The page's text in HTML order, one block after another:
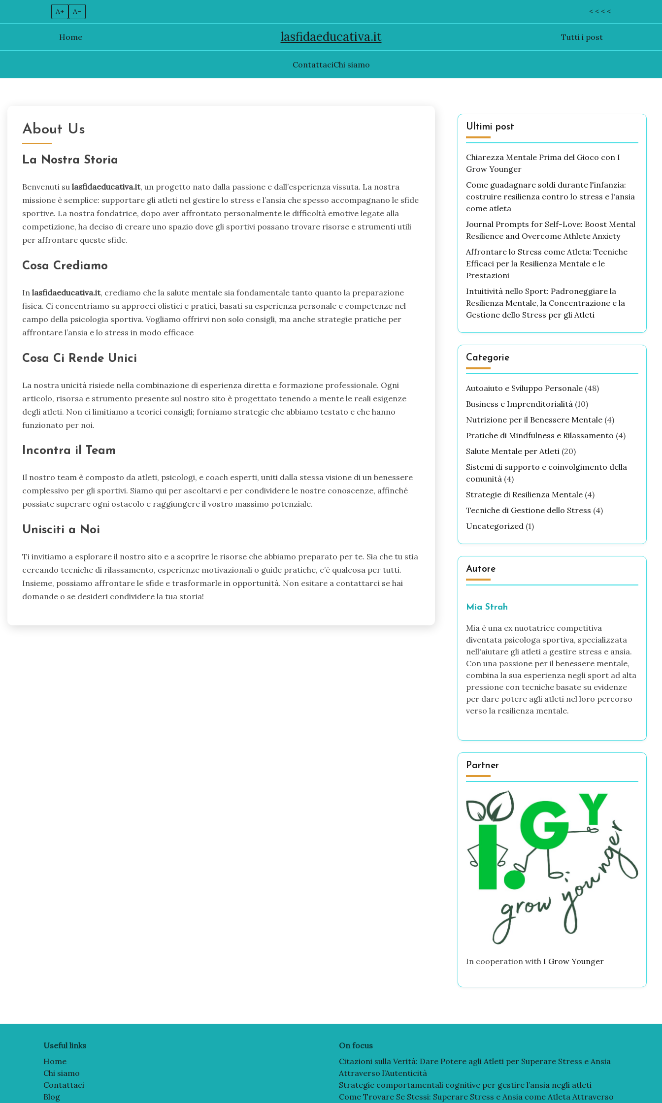
A+ A– < < < <
Home lasfidaeducativa.it Tutti i post
ContattaciChi siamo
About Us
La Nostra Storia
Benvenuti su lasfidaeducativa.it, un progetto nato dalla passione e dall’esperienza vissuta. La nostra
missione è semplice: supportare gli atleti nel gestire lo stress e l’ansia che spesso accompagnano le sfide
sportive. La nostra fondatrice, dopo aver affrontato personalmente le difficoltà emotive legate alla
competizione, ha deciso di creare uno spazio dove gli sportivi possano trovare risorse e strumenti utili
per affrontare queste sfide.
Cosa Crediamo
In lasfidaeducativa.it, crediamo che la salute mentale sia fondamentale tanto quanto la preparazione
fisica. Ci concentriamo su approcci olistici e pratici, basati su esperienza personale e competenze nel
campo della psicologia sportiva. Vogliamo offrirvi non solo consigli, ma anche strategie pratiche per
affrontare l’ansia e lo stress in modo efficace
Cosa Ci Rende Unici
La nostra unicità risiede nella combinazione di esperienza diretta e formazione professionale. Ogni
articolo, risorsa e strumento presente sul nostro sito è progettato tenendo a mente le reali esigenze
degli atleti. Non ci limitiamo a teorici consigli; forniamo strategie che abbiamo testato e che hanno
funzionato per noi.
Incontra il Team
Il nostro team è composto da atleti, psicologi, e coach esperti, uniti dalla stessa visione di un benessere
complessivo per gli sportivi. Siamo qui per ascoltarvi e per condividere le nostre conoscenze, affinché
possiate superare ogni ostacolo e raggiungere il vostro massimo potenziale.
Unisciti a Noi
Ti invitiamo a esplorare il nostro sito e a scoprire le risorse che abbiamo preparato per te. Sia che tu stia
cercando tecniche di rilassamento, esperienze motivazionali o guide pratiche, c’è qualcosa per tutti.
Insieme, possiamo affrontare le sfide e trasformarle in opportunità. Non esitare a contattarci se hai
domande o se desideri condividere la tua storia!
Ultimi post
Chiarezza Mentale Prima del Gioco con I
Grow Younger
Come guadagnare soldi durante l'infanzia:
costruire resilienza contro lo stress e l'ansia
come atleta
Journal Prompts for Self-Love: Boost Mental
Resilience and Overcome Athlete Anxiety
Affrontare lo Stress come Atleta: Tecniche
Efficaci per la Resilienza Mentale e le
Prestazioni
Intuitività nello Sport: Padroneggiare la
Resilienza Mentale, la Concentrazione e la
Gestione dello Stress per gli Atleti
Categorie
Autoaiuto e Sviluppo Personale(48)
Business e Imprenditorialità(10)
Nutrizione per il Benessere Mentale(4)
Pratiche di Mindfulness e Rilassamento (4)
Salute Mentale per Atleti(20)
Sistemi di supporto e coinvolgimento della
comunità(4)
Strategie di Resilienza Mentale(4)
Tecniche di Gestione dello Stress (4)
Uncategorized(1)
Autore
Mia Strah
Mia è una ex nuotatrice competitiva
diventata psicologa sportiva, specializzata
nell'aiutare gli atleti a gestire stress e ansia.
Con una passione per il benessere mentale,
combina la sua esperienza negli sport ad alta
pressione con tecniche basate su evidenze
per dare potere agli atleti nel loro percorso
verso la resilienza mentale.
Partner
In cooperation with I Grow Younger
Useful links
Home
Chi siamo
Contattaci
Blog
On focus
Citazioni sulla Verità: Dare Potere agli Atleti per Superare Stress e Ansia
Attraverso l’Autenticità
Strategie comportamentali cognitive per gestire l’ansia negli atleti
Come Trovare Se Stessi: Superare Stress e Ansia come Atleta Attraverso